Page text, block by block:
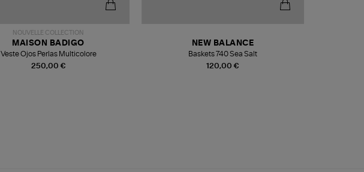
NOUVELLE COLLECTION
250,00 €
MAISON BADIGO
Veste Ojos Perlas Multicolore
120,00 €
NEW BALANCE
Baskets 740 Sea Salt